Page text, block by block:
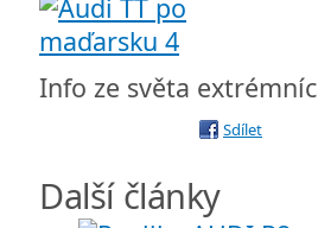
Info ze světa
Sdílet
Další články